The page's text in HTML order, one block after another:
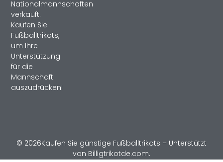
Nationalmannschaften
verkauft.
Kaufen Sie
Fußballtrikots,
um Ihre
Unterstützung
für die
Mannschaft
auszudrücken!
© 2026Kaufen Sie günstige Fußballtrikots – Unterstützt
von Billigtrikotde.com.